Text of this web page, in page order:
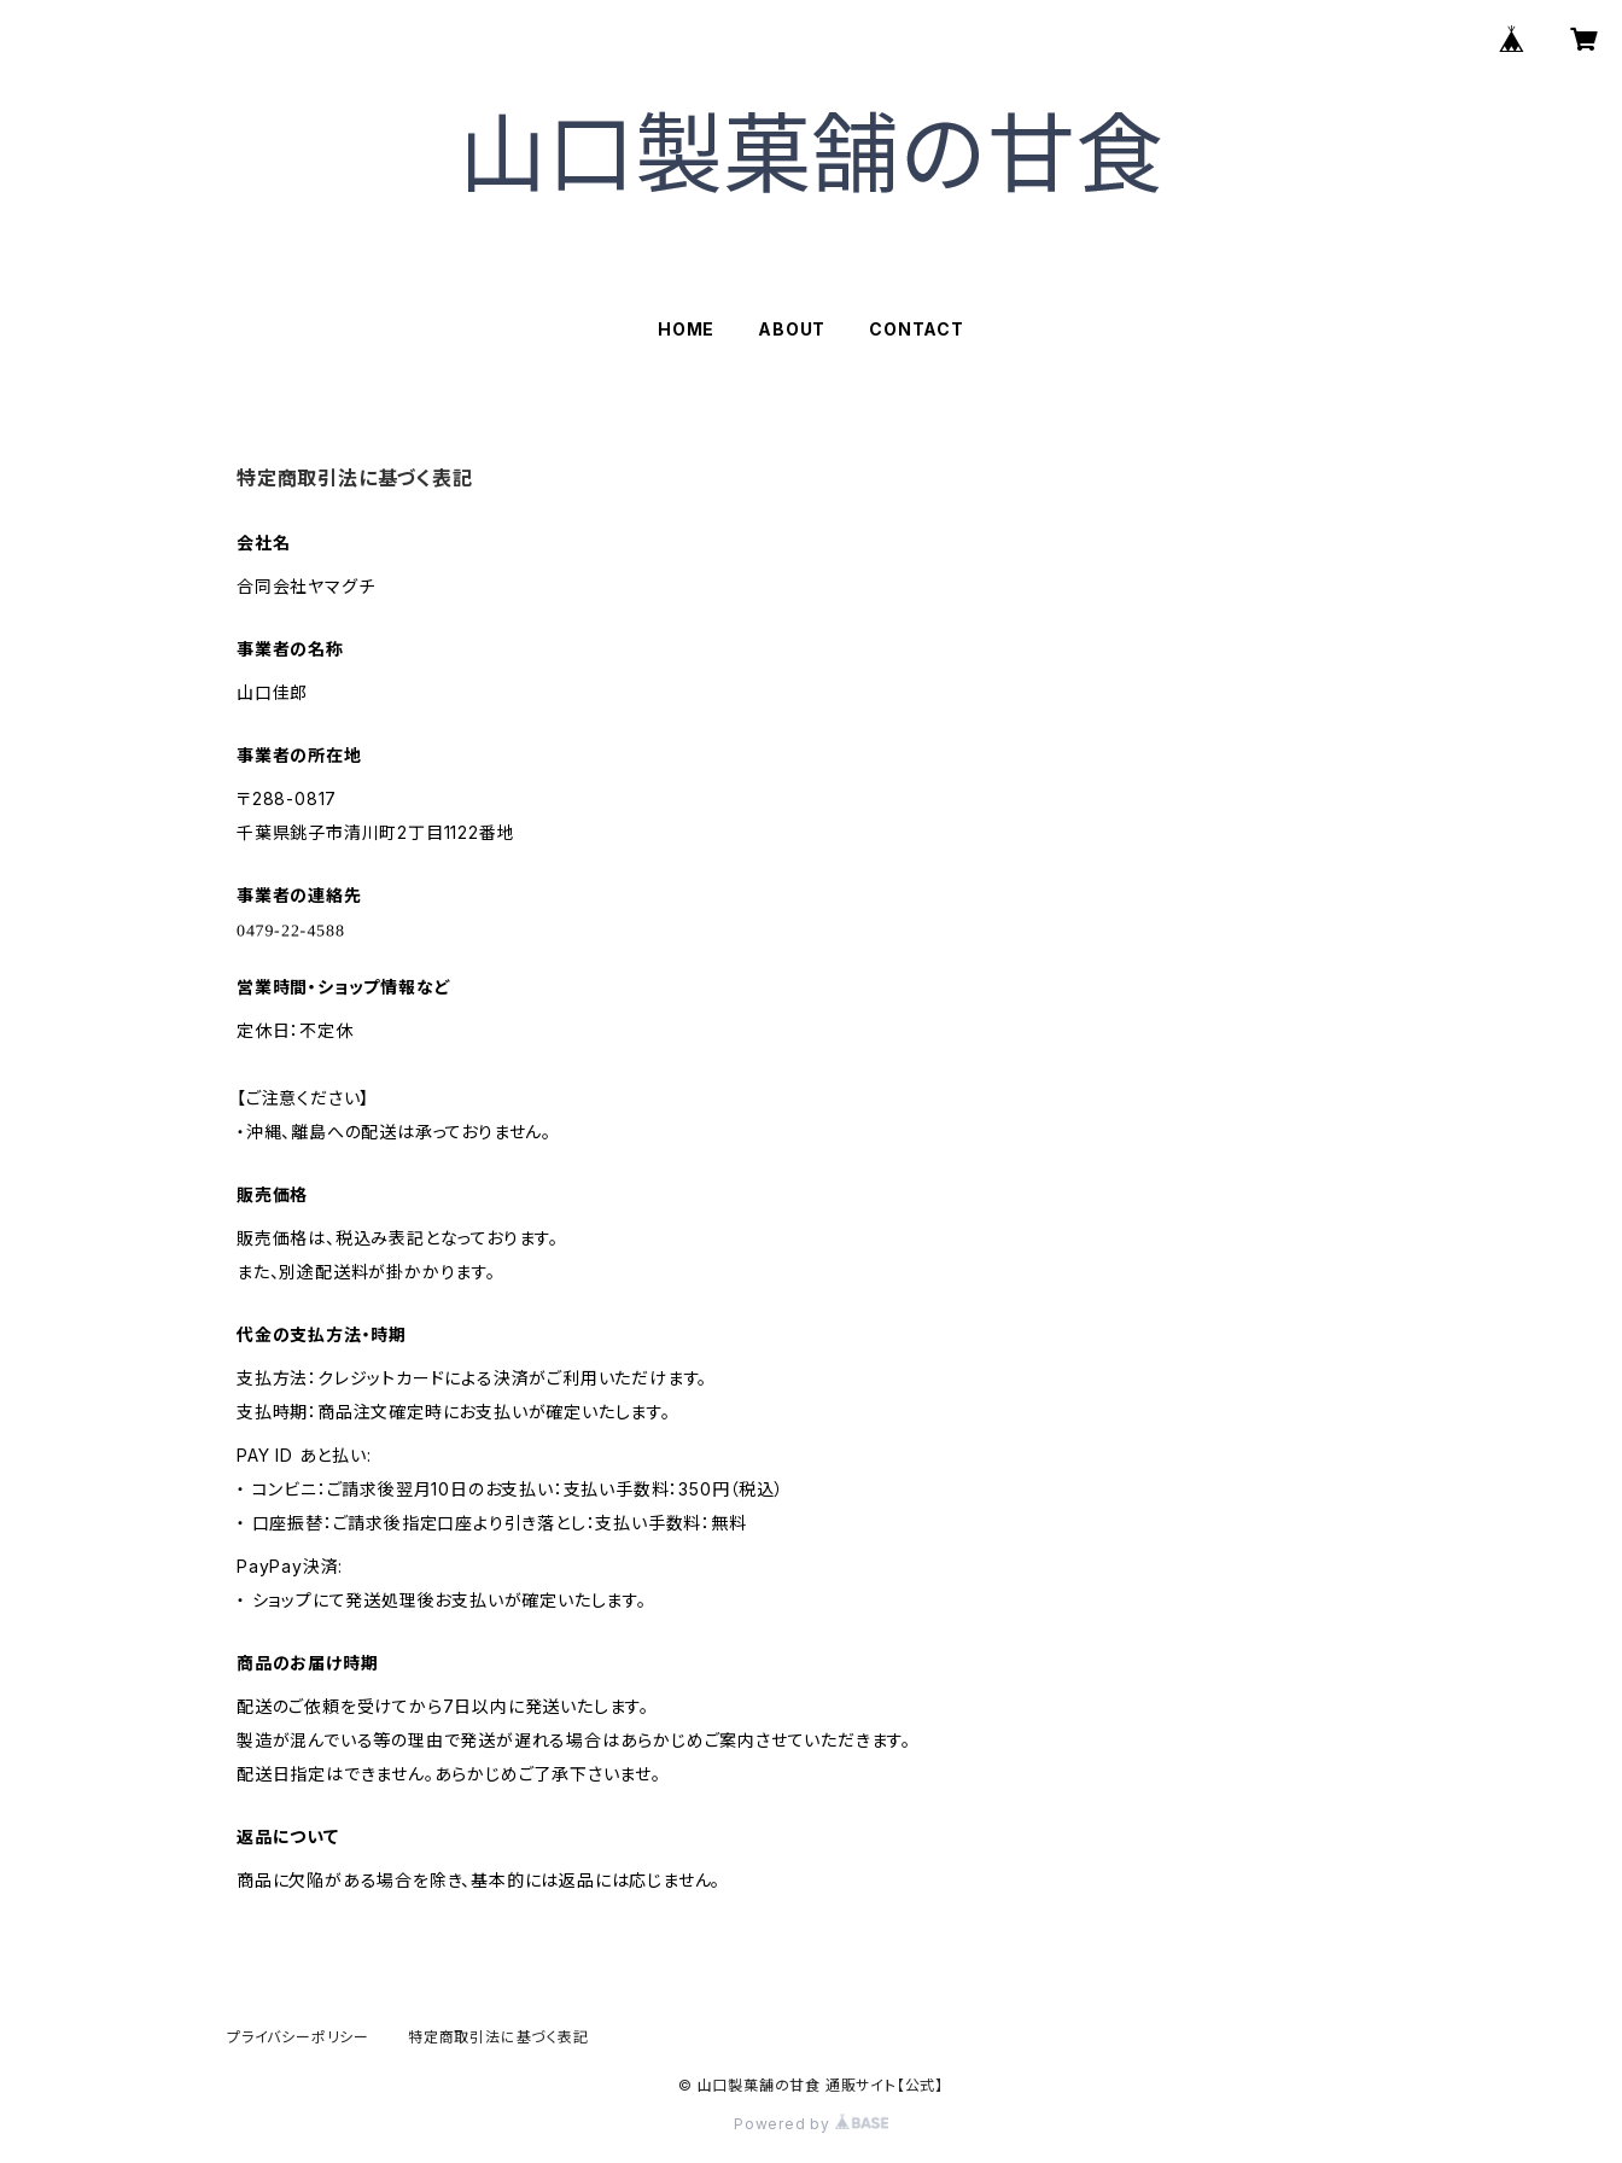
HOME ABOUT CONTACT
特定商取引法に基づく表記
会社名
合同会社ヤマグチ
事業者の名称
山口佳郎
事業者の所在地
〒288-0817
千葉県銚子市清川町2丁目1122番地
事業者の連絡先
営業時間・ショップ情報など
定休日：不定休
【ご注意ください】
・沖縄、離島への配送は承っておりません。
販売価格
販売価格は、税込み表記となっております。
また、別途配送料が掛かかります。
代金の支払方法・時期
支払方法：クレジットカードによる決済がご利用いただけます。
支払時期：商品注文確定時にお支払いが確定いたします。
PAY ID あと払い:
・ コンビニ：ご請求後翌月10日のお支払い：支払い手数料：350円（税込）
・ 口座振替：ご請求後指定口座より引き落とし：支払い手数料：無料
PayPay決済:
・ ショップにて発送処理後お支払いが確定いたします。
商品のお届け時期
配送のご依頼を受けてから7日以内に発送いたします。
製造が混んでいる等の理由で発送が遅れる場合はあらかじめご案内させていただきます。
配送日指定はできません。あらかじめご了承下さいませ。
返品について
商品に欠陥がある場合を除き、基本的には返品には応じません。
プライバシーポリシー 特定商取引法に基づく表記
© 山口製菓舗の甘食 通販サイト【公式】
Powered by